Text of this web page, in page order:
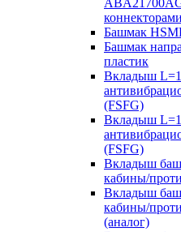
Башмак
Башмак
пластик
Вкладыш
(FSFG)
Вкладыш
(FSFG)
Вкладыш
кабины/
Вкладыш
кабины/
(аналог)